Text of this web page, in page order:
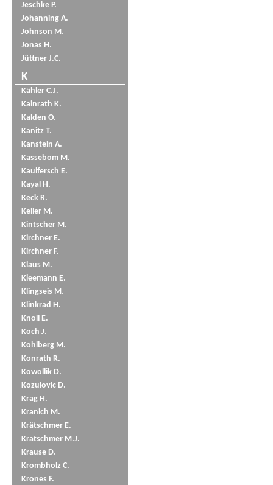
Jeschke P.
Johanning A.
Johnson M.
Jonas H.
Jüttner J.C.
K
Kähler C.J.
Kainrath K.
Kalden O.
Kanitz T.
Kanstein A.
Kassebom M.
Kaulfersch E.
Kayal H.
Keck R.
Keller M.
Kintscher M.
Kirchner E.
Kirchner F.
Klaus M.
Kleemann E.
Klingseis M.
Klinkrad H.
Knoll E.
Koch J.
Kohlberg M.
Konrath R.
Kowollik D.
Kozulovic D.
Krag H.
Kranich M.
Krätschmer E.
Kratschmer M.J.
Krause D.
Krombholz C.
Krones F.